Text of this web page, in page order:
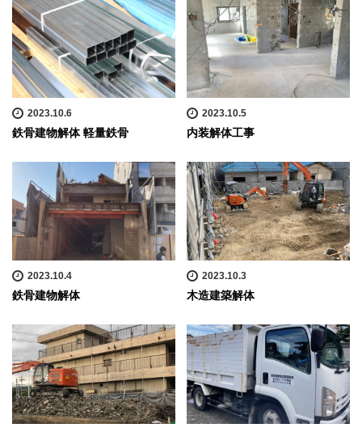
2023.10.6
鉄骨建物解体 軽量鉄骨
2023.10.5
内装解体工事
2023.10.4
鉄骨建物解体
2023.10.3
木造建築解体